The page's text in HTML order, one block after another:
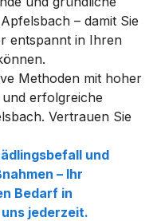
– damit Sie
entspannt in Ihren
Methoden mit hoher
erfolgreiche
Vertrauen Sie
und
– Ihr
Bedarf in
jederzeit.